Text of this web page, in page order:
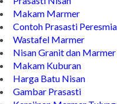
Kijing Islam Marmer
Prasasti Nisan
Makam Marmer
Contoh Prasasti Peresmian
Wastafel Marmer
Nisan Granit dan Marmer
Makam Kuburan
Harga Batu Nisan